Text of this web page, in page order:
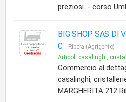
preziosi. - corso
BIG SHOP SAS DI
C
Ribera (Agrigento)
Articoli casalinghi,
Commercio al
casalinghi,
MARGHERITA 212